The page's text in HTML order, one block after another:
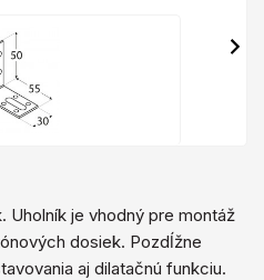
Uholník je vhodný pre montáž
dosiek. Pozdĺžne
aj dilatačnú funkciu.